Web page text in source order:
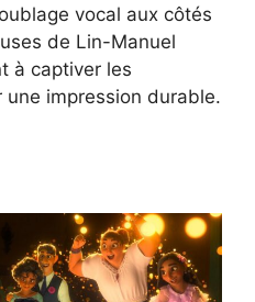
vocal aux côtés
de Lin-Manuel
à captiver les
impression durable.